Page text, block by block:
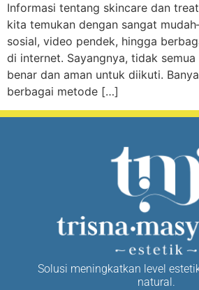
Informasi tentang skincare dan
kita temukan dengan sangat
sosial, video pendek, hingga
di internet. Sayangnya, tidak
benar dan aman untuk diikuti.
berbagai metode […]
Solusi meningkatkan level
natural.